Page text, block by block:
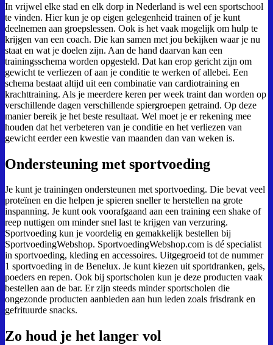
In vrijwel elke stad en elk dorp in Nederland is wel een sportschool
te vinden. Hier kun je op eigen gelegenheid trainen of je kunt
deelnemen aan groepslessen. Ook is het vaak mogelijk om hulp te
krijgen van een coach. Die kan samen met jou bekijken waar je nu
staat en wat je doelen zijn. Aan de hand daarvan kan een
trainingsschema worden opgesteld. Dat kan erop gericht zijn om
gewicht te verliezen of aan je conditie te werken of allebei. Een
schema bestaat altijd uit een combinatie van cardiotraining en
krachttraining. Als je meerdere keren per week traint dan worden op
verschillende dagen verschillende spiergroepen getraind. Op deze
manier bereik je het beste resultaat. Wel moet je er rekening mee
houden dat het verbeteren van je conditie en het verliezen van
gewicht eerder een kwestie van maanden dan van weken is.
Ondersteuning met sportvoeding
Je kunt je trainingen ondersteunen met sportvoeding. Die bevat veel
proteïnen en die helpen je spieren sneller te herstellen na grote
inspanning. Je kunt ook voorafgaand aan een training een shake of
reep nuttigen om minder snel last te krijgen van verzuring.
Sportvoeding kun je voordelig en gemakkelijk bestellen bij
SportvoedingWebshop. SportvoedingWebshop.com is dé specialist
in sportvoeding, kleding en accessoires. Uitgegroeid tot de nummer
1 sportvoeding in de Benelux. Je kunt kiezen uit sportdranken, gels,
poeders en repen. Ook bij sportscholen kun je deze producten vaak
bestellen aan de bar. Er zijn steeds minder sportscholen die
ongezonde producten aanbieden aan hun leden zoals frisdrank en
gefrituurde snacks.
Zo houd je het langer vol